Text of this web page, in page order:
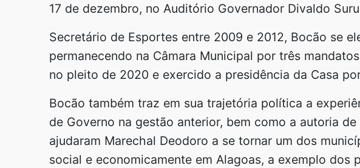
17 de dezembro, no Auditório Governador Divaldo
Secretário de Esportes entre 2009 e 2012, Bocão se
permanecendo na Câmara Municipal por três
no pleito de 2020 e exercido a presidência da Casa
Bocão também traz em sua trajetória política a
de Governo na gestão anterior, bem como a autoria
ajudaram Marechal Deodoro a se tornar um dos
social e economicamente em Alagoas, a exemplo dos